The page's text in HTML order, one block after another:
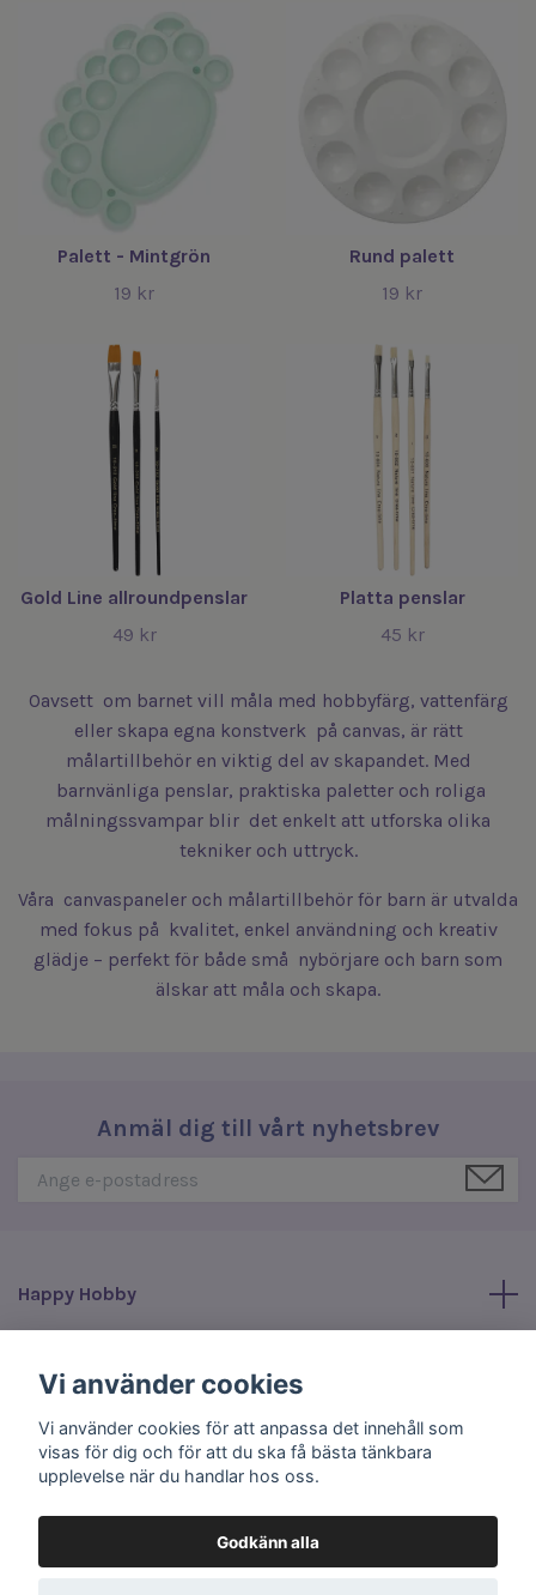
Palett - Mintgrön
19 kr
Rund palett
19 kr
Gold Line allroundpenslar
49 kr
Platta penslar
45 kr
Oavsett om barnet vill måla med hobbyfärg, vattenfärg
eller skapa egna konstverk på canvas, är rätt
målartillbehör en viktig del av skapandet. Med
barnvänliga penslar, praktiska paletter och roliga
målningssvampar blir det enkelt att utforska olika
tekniker och uttryck.
Våra canvaspaneler och målartillbehör för barn är utvalda
med fokus på kvalitet, enkel användning och kreativ
glädje – perfekt för både små nybörjare och barn som
älskar att måla och skapa.
Anmäl dig till vårt nyhetsbrev
Happy Hobby
Sociala medier
Vi använder cookies
Vi använder cookies för att anpassa det innehåll som
visas för dig och för att du ska få bästa tänkbara
upplevelse när du handlar hos oss.
Godkänn alla